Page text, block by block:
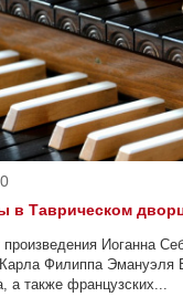
в Таврическом
Иоганна
Филиппа Эмануэля
а также французских...